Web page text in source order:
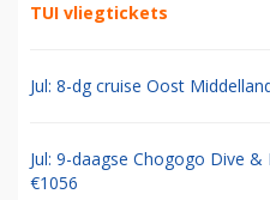
TUI vliegtickets
Jul: 8-dg cruise Oost
Jul: 9-daagse Chogogo Dive &
€1056